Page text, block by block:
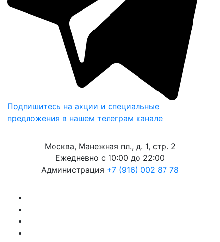
Подпишитесь на акции и специальные
предложения в нашем телеграм канале
Москва, Манежная пл., д. 1, стр. 2
Ежедневно с 10:00 до 22:00
Администрация +7 (916) 002 87 78